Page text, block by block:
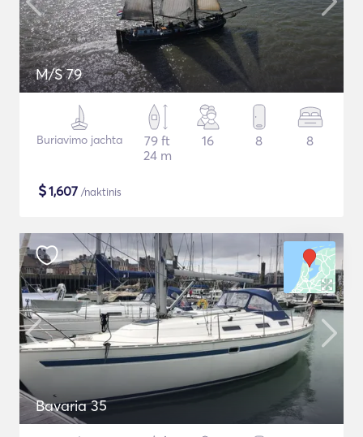
M/S 79
Buriavimo jachta
79 ft
24 m
16 8 8
$1,607 /naktinis
Bavaria 35